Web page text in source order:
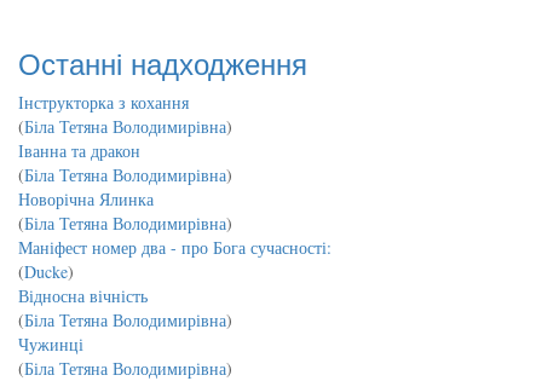
Останні надходження
Інструкторка з кохання
(Біла Тетяна Володимирівна)
Іванна та дракон
(Біла Тетяна Володимирівна)
Новорічна Ялинка
(Біла Тетяна Володимирівна)
Маніфест номер два - про Бога сучасності:
(Ducke)
Відносна вічність
(Біла Тетяна Володимирівна)
Чужинці
(Біла Тетяна Володимирівна)